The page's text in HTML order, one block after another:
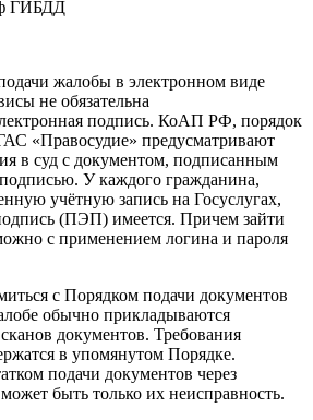
жалобы в электронном виде
не обязательна
подпись. КоАП РФ, порядок
«Правосудие» предусматривают
в суд с документом, подписанным
У каждого гражданина,
учётную запись на Госуслугах,
(ПЭП) имеется. Причем зайти
с применением логина и пароля
с Порядком подачи документов
обычно прикладываются
сканов документов. Требования
в упомянутом Порядке.
подачи документов через
быть только их неисправность.